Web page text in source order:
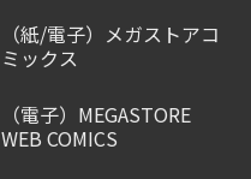
（紙/電子）メガストアコ
ミックス
（電子）MEGASTORE
WEB COMICS